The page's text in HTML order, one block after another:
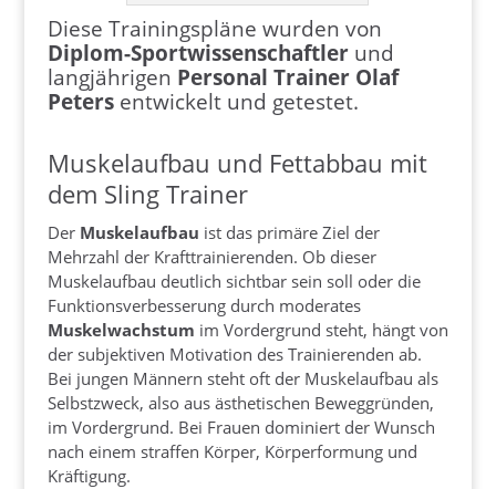
Diese Trainingspläne wurden von
Diplom-Sportwissenschaftlerund
langjährigen Personal Trainer Olaf
Petersentwickelt und getestet.
Muskelaufbau und Fettabbau mit
dem Sling Trainer
Der Muskelaufbau ist das primäre Ziel der
Mehrzahl der Krafttrainierenden. Ob dieser
Muskelaufbau deutlich sichtbar sein soll oder die
Funktionsverbesserung durch moderates
Muskelwachstum im Vordergrund steht, hängt von
der subjektiven Motivation des Trainierenden ab.
Bei jungen Männern steht oft der Muskelaufbau als
Selbstzweck, also aus ästhetischen Beweggründen,
im Vordergrund. Bei Frauen dominiert der Wunsch
nach einem straffen Körper, Körperformung und
Kräftigung.